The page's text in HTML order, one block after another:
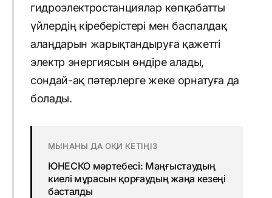
гидроэлектростанциялар көпқабатты
үйлердің кіреберістері мен баспалдақ
алаңдарын жарықтандыруға қажетті
электр энергиясын өндіре алады,
сондай-ақ пәтерлерге жеке орнатуға да
болады.
МЫНАНЫ ДА ОҚИ КЕТІҢІЗ
ЮНЕСКО мәртебесі: Маңғыстаудың
киелі мұрасын қорғаудың жаңа кезеңі
басталды